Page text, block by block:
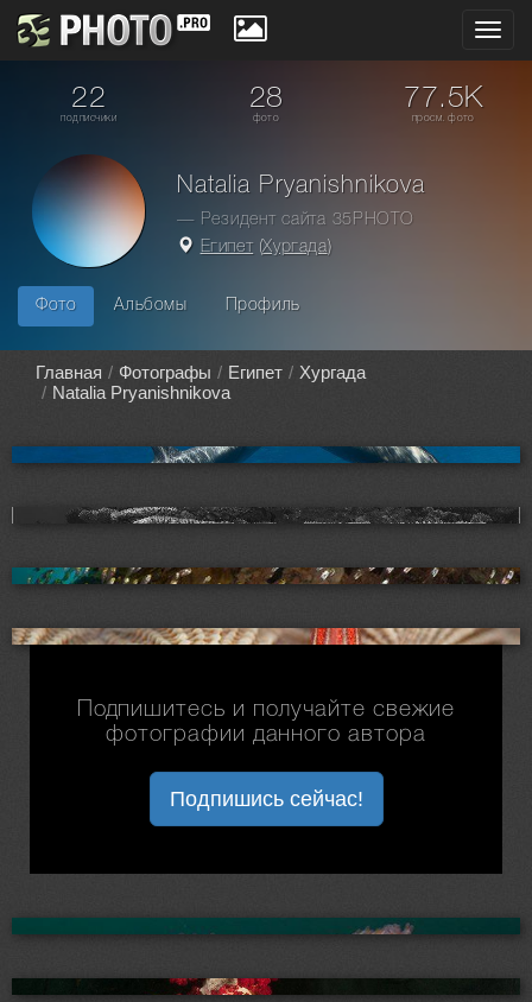
22
подписчики
28
фото
77.5K
просм. фото
Natalia Pryanishnikova
— Резидент сайта 35PHOTO
Египет(Хургада)
Фото Альбомы Профиль
Главная Фотографы Египет
Хургада
Natalia Pryanishnikova
Подпишитесь и получайте свежие
фотографии данного автора
Подпишись сейчас!